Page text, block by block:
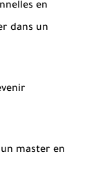
en
dans un
master en